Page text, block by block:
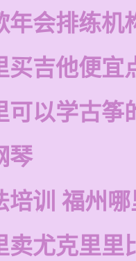
年会排练机
买吉他便宜
可以学古筝
琴
培训 福州
卖尤克里里